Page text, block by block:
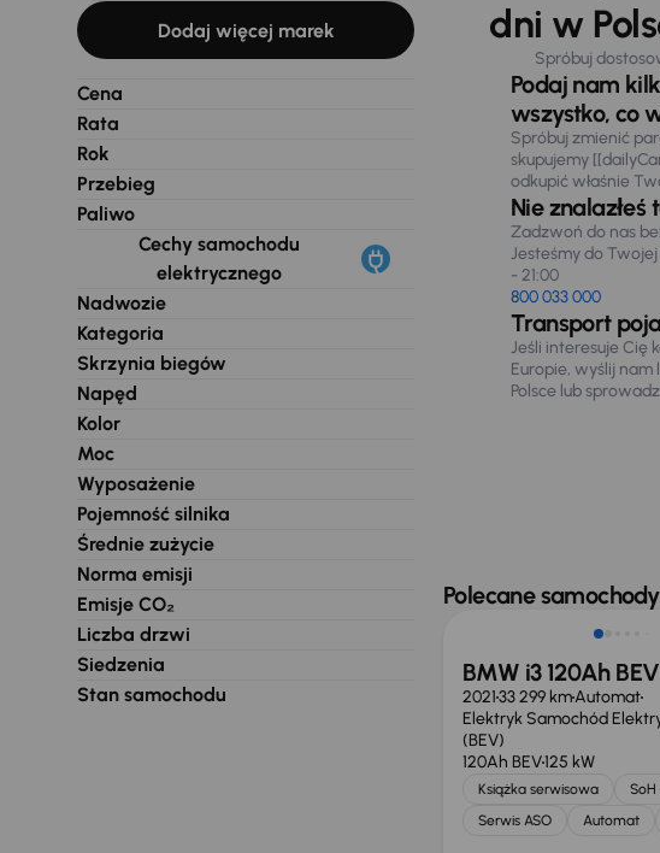
Dodaj więcej marek
Cena
Rata
Rok
Przebieg
Paliwo
Cechy samochodu
elektrycznego
Nadwozie
Kategoria
Skrzynia biegów
Napęd
Kolor
Moc
Wyposażenie
Pojemność silnika
Średnie zużycie
Norma emisji
Emisje CO₂
Liczba drzwi
Siedzenia
Stan samochodu
dni w
Spróbuj
Podaj nam
wszystko, co
Spróbuj zmienić
skupujemy
odkupić właśnie
Nie znalazłeś
Zadzwoń do nas
Jesteśmy do
- 21:00
800 033 000
Transport
Jeśli interesuje Cię
Europie, wyślij
Polsce lub
Polecane
BMW i3 120Ah BEV
202133 299 kmAutomat
Elektryk Samochód
(BEV)
120Ah BEV125 kW
Książka serwisowa
SoH
Serwis ASO
Automat